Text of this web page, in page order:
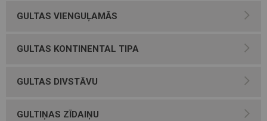
GULTAS VIENGUĻAMĀS
GULTAS KONTINENTAL TIPA
GULTAS DIVSTĀVU
GULTIŅAS ZĪDAIŅU